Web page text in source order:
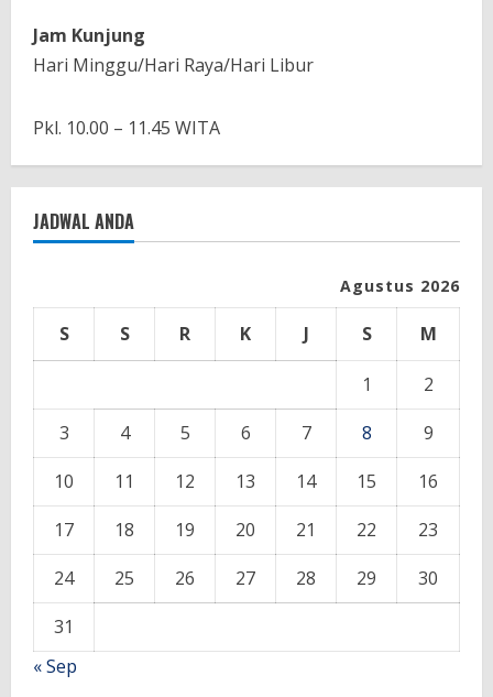
Jam Kunjung
Hari Minggu/Hari Raya/Hari Libur
Pkl. 10.00 – 11.45 WITA
JADWAL ANDA
Agustus 2026
S S R K J S M
1
2
3
4 5 6 7 8
9
10
11 12 13 14 15
16
17
18 19 20 21 22
23
24
25 26 27 28 29
30
31
« Sep